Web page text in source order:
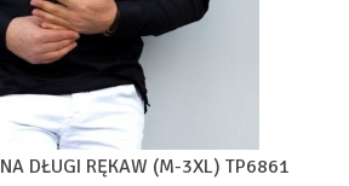
DŁUGI RĘKAW (M-3XL) TP6861